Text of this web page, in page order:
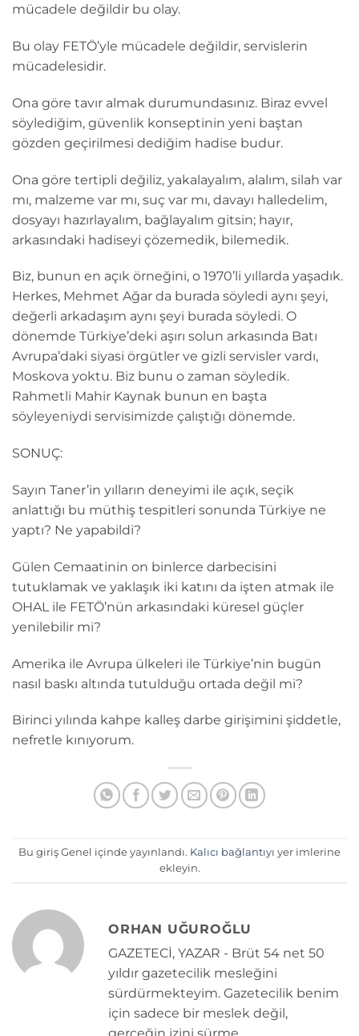
mücadele değildir bu olay.
Bu olay FETÖ’yle mücadele değildir, servislerin
mücadelesidir.
Ona göre tavır almak durumundasınız. Biraz evvel
söylediğim, güvenlik konseptinin yeni baştan
gözden geçirilmesi dediğim hadise budur.
Ona göre tertipli değiliz, yakalayalım, alalım, silah var
mı, malzeme var mı, suç var mı, davayı halledelim,
dosyayı hazırlayalım, bağlayalım gitsin; hayır,
arkasındaki hadiseyi çözemedik, bilemedik.
Biz, bunun en açık örneğini, o 1970’li yıllarda yaşadık.
Herkes, Mehmet Ağar da burada söyledi aynı şeyi,
değerli arkadaşım aynı şeyi burada söyledi. O
dönemde Türkiye’deki aşırı solun arkasında Batı
Avrupa’daki siyasi örgütler ve gizli servisler vardı,
Moskova yoktu. Biz bunu o zaman söyledik.
Rahmetli Mahir Kaynak bunun en başta
söyleyeniydi servisimizde çalıştığı dönemde.
SONUÇ:
Sayın Taner’in yılların deneyimi ile açık, seçik
anlattığı bu müthiş tespitleri sonunda Türkiye ne
yaptı? Ne yapabildi?
Gülen Cemaatinin on binlerce darbecisini
tutuklamak ve yaklaşık iki katını da işten atmak ile
OHAL ile FETÖ’nün arkasındaki küresel güçler
yenilebilir mi?
Amerika ile Avrupa ülkeleri ile Türkiye’nin bugün
nasıl baskı altında tutulduğu ortada değil mi?
Birinci yılında kahpe kalleş darbe girişimini şiddetle,
nefretle kınıyorum.
Bu giriş Genel içinde yayınlandı. Kalıcı bağlantıyı yer imlerine
ekleyin.
ORHAN UĞUROĞLU
GAZETECİ, YAZAR - Brüt 54 net 50
yıldır gazetecilik mesleğini
sürdürmekteyim. Gazetecilik benim
için sadece bir meslek değil,